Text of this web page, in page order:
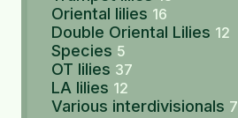
Oriental lilies 16
Double Oriental Lilies 12
Species 5
OT lilies 37
LA lilies 12
Various interdivisionals 7